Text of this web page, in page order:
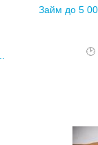
Займ до 5